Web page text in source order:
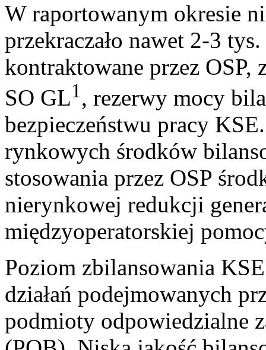
W raportowanym okresie
przekraczało nawet 2-3
kontraktowane przez
SO GL1, rezerwy mocy
bezpieczeństwu pracy
rynkowych środków
stosowania przez OSP
nierynkowej redukcji
międzyoperatorskiej
Poziom zbilansowania
działań podejmowanych
podmioty odpowiedzialne